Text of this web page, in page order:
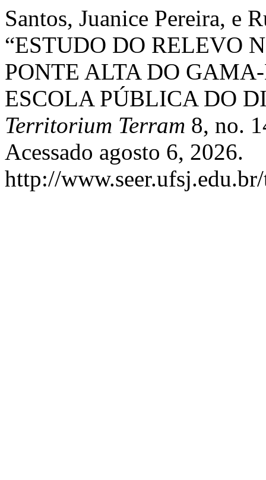
Santos, Juanice Pereira, e
“ESTUDO DO RELEVO
PONTE ALTA DO
ESCOLA PÚBLICA DO
Territorium Terram 8, no.
Acessado agosto 6, 2026.
http://